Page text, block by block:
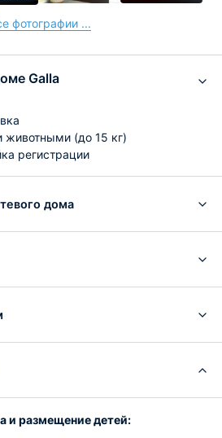
фотографии ...
Galla
(до 15 кг)
регистрации
дома
и размещение детей: